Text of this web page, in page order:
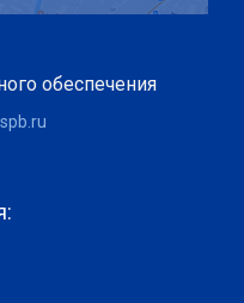
обеспечения